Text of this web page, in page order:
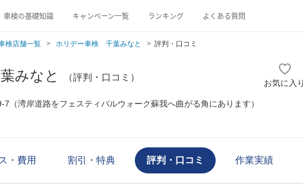
車検の基礎知識 キャンペーン一覧 ランキング よくある質問
検店舗一覧 ホリデー車検 千葉みなと 評判・口コミ
みなと （評判・口コミ）
お気に入
（湾岸道路をフェスティバルウォーク蘇我へ曲がる角にあります）
・費用 割引・特典 評判・口コミ 作業実績